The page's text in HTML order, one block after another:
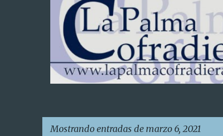
Mostrando entradas de marzo 6, 2021